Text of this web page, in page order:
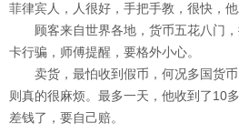
菲律宾人，人很好，手把手教，很快，他
顾客来自世界各地，货币五花八门，
卡行骗，师傅提醒，要格外小心。
卖货，最怕收到假币，何况多国货币
则真的很麻烦。最多一天，他收到了10
差钱了，要自己赔。